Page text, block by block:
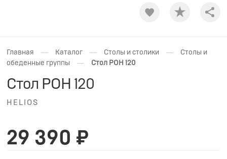
Главная — Каталог — Столы и столики —
Столы и
обеденные группы
— Стол РОН 120
Стол РОН 120
HELIOS
29 390 ₽